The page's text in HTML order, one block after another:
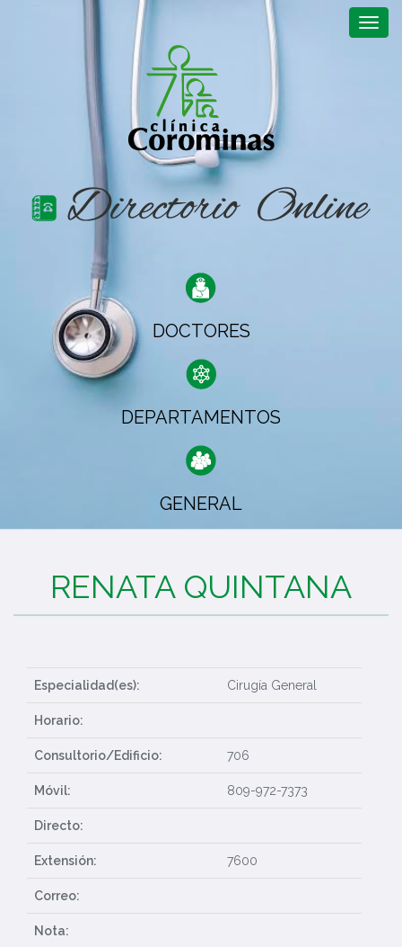
DOCTORES
DEPARTAMENTOS
GENERAL
RENATA QUINTANA
Especialidad(es): Cirugía General
Horario:
Consultorio/Edificio: 706
Móvil: 809-972-7373
Directo:
Extensión: 7600
Correo:
Nota: